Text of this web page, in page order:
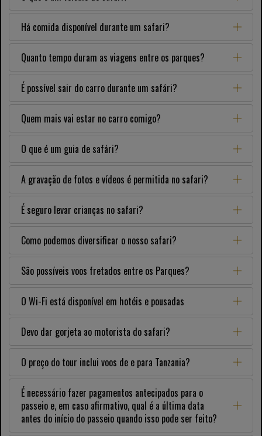
Há comida disponível durante um safari?
Quanto tempo duram as viagens entre os parques?
É possível sair do carro durante um safári?
Quem mais vai estar no carro comigo?
O que é um guia de safári?
A gravação de fotos e vídeos é permitida no safari?
É seguro levar crianças no safari?
Como podemos diversificar o nosso safari?
São possíveis voos fretados entre os Parques?
O Wi-Fi está disponível em hotéis e pousadas
Devo dar gorjeta ao motorista do safari?
O preço do tour inclui voos de e para Tanzania?
É necessário fazer pagamentos antecipados para o
passeio e, em caso afirmativo, qual é a última data
antes do início do passeio quando isso pode ser feito?